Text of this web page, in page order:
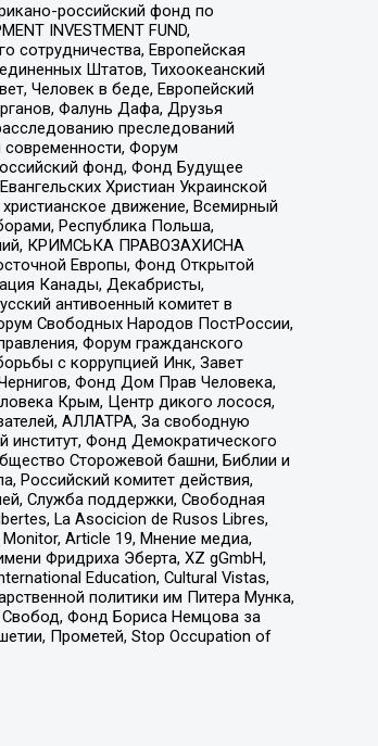
российский фонд по
INVESTMENT FUND,
сотрудничества, Европейская
Штатов, Тихоокеанский
Человек в беде, Европейский
Фалунь Дафа, Друзья
преследований
Форум
фонд, Фонд Будущее
Христиан Украинской
движение, Всемирный
Республика Польша,
КРИМСЬКА ПРАВОЗАХИСНА
Европы, Фонд Открытой
Канады, Декабристы,
антивоенный комитет в
Свободных Народов ПостРоссии,
Форум гражданского
с коррупцией Инк, Завет
Фонд Дом Прав Человека,
Крым, Центр дикого лосося,
АЛЛАТРА, За свободную
институт, Фонд Демократического
Сторожевой башни, Библии и
Российский комитет действия,
Служба поддержки, Свободная
La Asocicion de Rusos Libres,
Article 19, Мнение медиа,
Фридриха Эберта, XZ gGmbH,
Education, Cultural Vistas,
политики им Питера Мунка,
Фонд Бориса Немцова за
Прометей, Stop Occupation of